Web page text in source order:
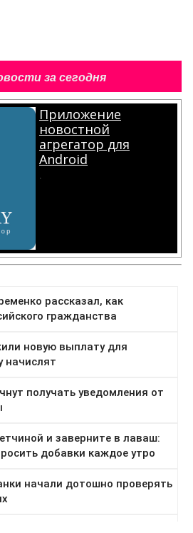
за сегодня
Приложение
новостной
агрегатор для
Android
.